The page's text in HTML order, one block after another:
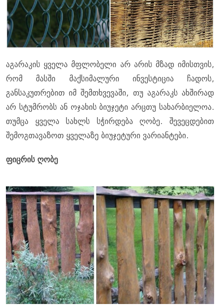
აგარაკის ყველა მფლობელი არ არის მზად იმისთვის,
რომ მასში მაქსიმალური ინვესტიცია ჩადოს,
განსაკუთრებით იმ შემთხვევაში, თუ აგარაკს ახშირად
არ სტუმრობს ან ოჯახის ბიუჯეტი არცთუ სახარბიელოა.
თუმცა ყველა სახლს სჭირდება ღობე. შევეცდებით
შემოგთავაზოთ ყველაზე ბიუჯეტური ვარიანტები.
ფიცრის ღობე